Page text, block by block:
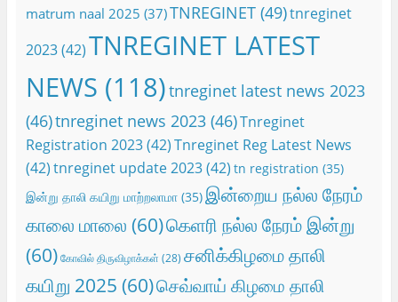
matrum naal 2025 (37)TNREGINET(49)tnreginet
2023(42)TNREGINET LATEST
NEWS (118)tnreginet latest news 2023
(46)tnreginet news 2023(46)Tnreginet
Registration 2023(42)Tnreginet Reg Latest News
(42)tnreginet update 2023(42) tn registration (35)
இன்று தாலி கயிறு மாற்றலாமா(35)இன்றைய நல்ல நேரம்
காலை மாலை (60)கெளரி நல்ல நேரம் இன்று
(60) கோவில் திருவிழாக்கள் (28) சனிக்கிழமை தாலி
கயிறு 2025 (60)செவ்வாய் கிழமை தாலி